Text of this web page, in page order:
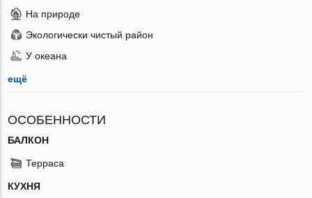
На природе
Экологически чистый район
У океана
ещё
ОСОБЕННОСТИ
БАЛКОН
Терраса
КУХНЯ